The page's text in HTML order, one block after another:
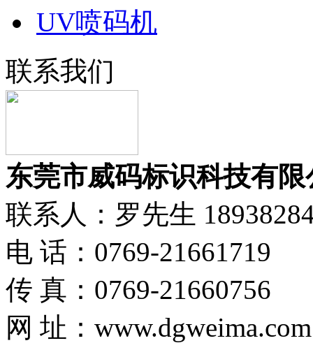
UV喷码机
联系我们
东莞市威码标识科技有限
联系人：罗先生
电 话：0769-21661719
传 真：0769-21660756
网 址：www.dgweima.com